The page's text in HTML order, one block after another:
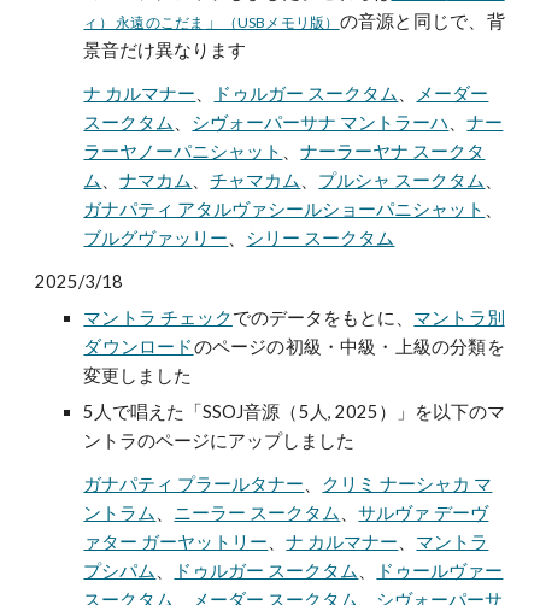
ィ） 永遠のこだま 」 （USBメモリ版） の音源と同じで、背
景音だけ異なります
ナ カルマナー ドゥルガー スークタム
メーダー
スークタム
シヴォーパーサナ マントラーハ 、ナー
ラーヤノーパニシャット
、ナーラーヤナ スークタ
ム
、ナマカム 、チャマカム プルシャ スークタム
ガナパティ アタルヴァシールショーパニシャット
ブルグヴァッリー
シリー スークタム
2025/3/18
マントラ チェックでのデータをもとに、 マントラ別
ダウンロードのページの初級・中級・上級の分類を
変更しました
5人で唱えた「SSOJ音源（5人, 2025）」を以下のマ
ントラのページにアップしました
ガナパティ プラールタナー
クリミ ナーシャカ マ
ントラム
ニーラー スークタム 、サルヴァ デーヴ
ァター ガーヤットリー 、ナ カルマナー
マントラ
プシパム
ドゥルガー スークタム
ドゥールヴァー
スークタム
メーダー スークタム
シヴォーパーサ